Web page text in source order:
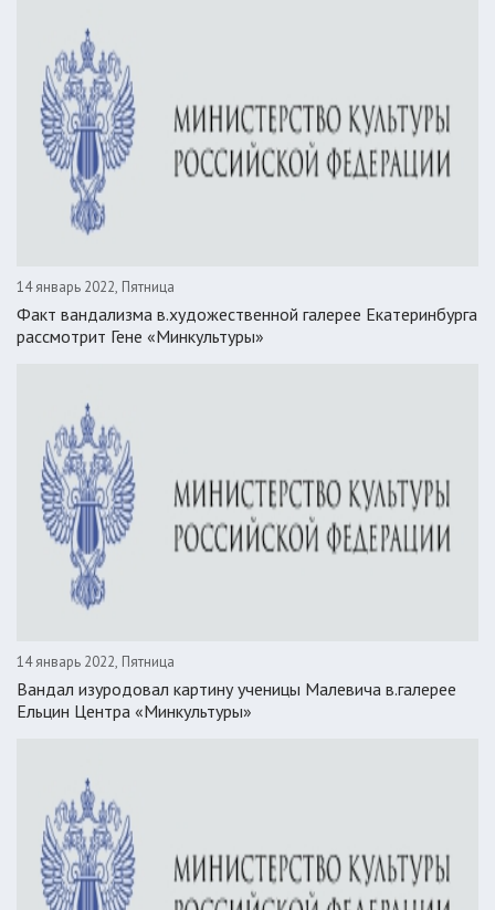
14 январь 2022, Пятница
Факт вандализма в.художественной галерее Екатеринбурга
рассмотрит Гене «Минкультуры»
14 январь 2022, Пятница
Вандал изуродовал картину ученицы Малевича в.галерее
Ельцин Центра «Минкультуры»